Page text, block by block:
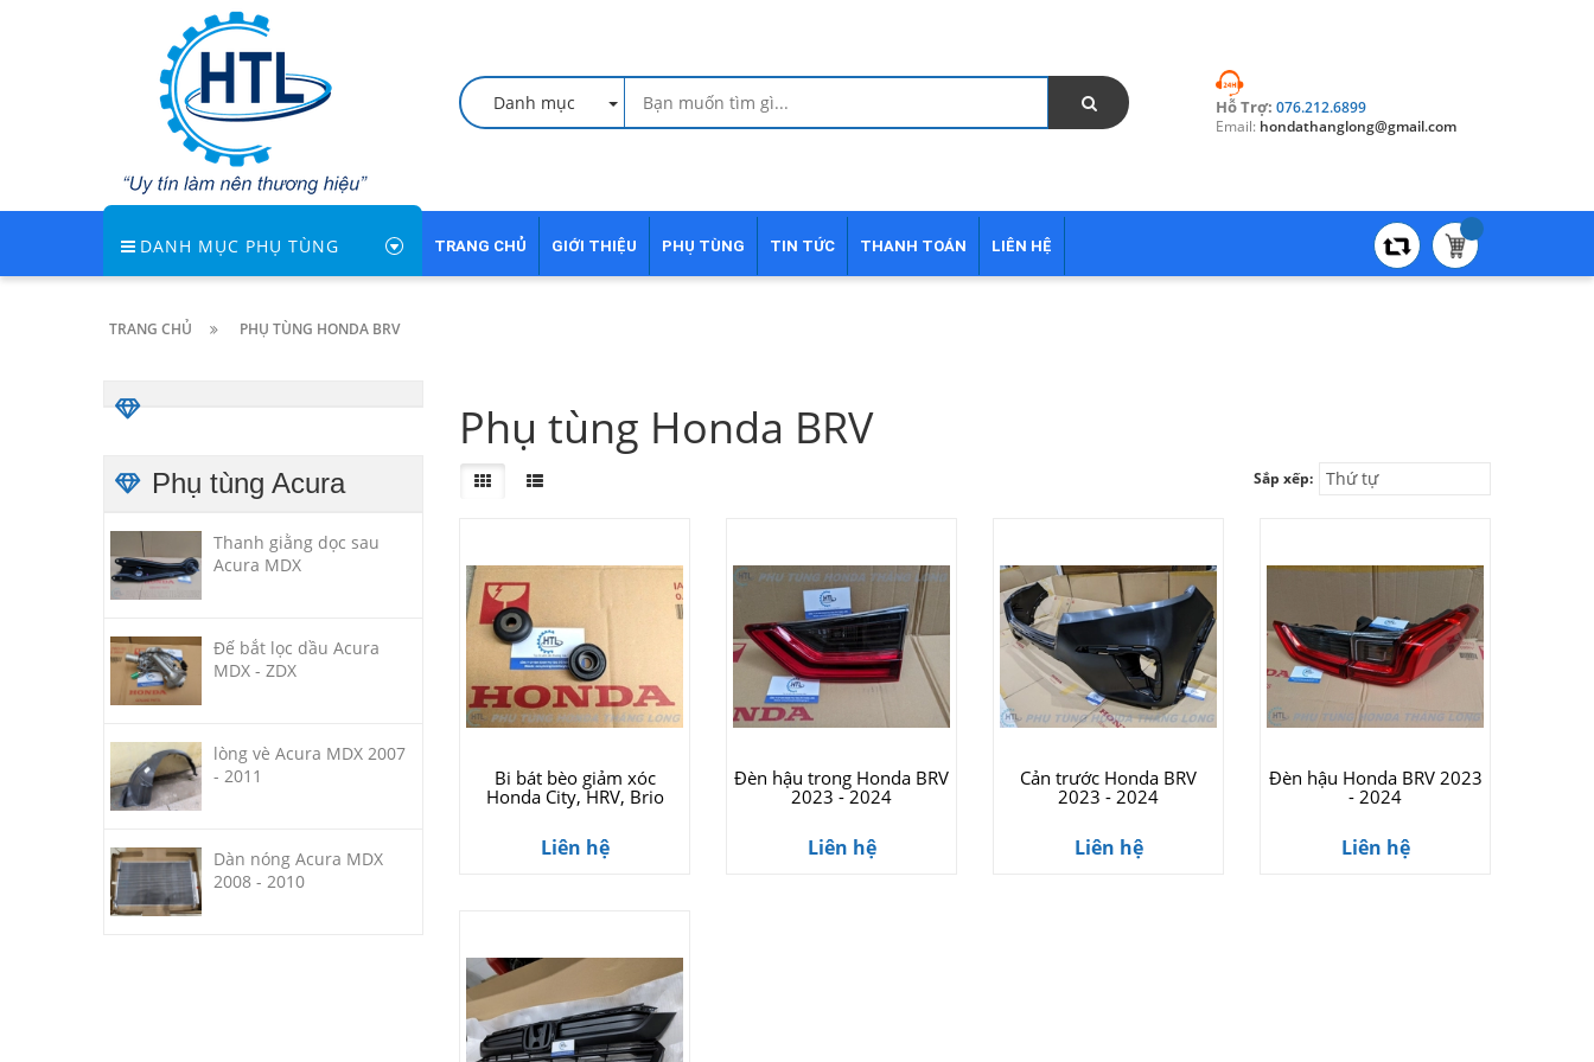
Danh mục Hỗ Trợ: 076.212.6899
Email: hondathanglong@gmail.com
DANH MỤC PHỤ TÙNG TRANG CHỦ GIỚI THIỆU PHỤ TÙNG TIN TỨC THANH TOÁN LIÊN HỆ
TRANG CHỦ PHỤ TÙNG HONDA BRV
Phụ tùng Honda BRV
Sắp xếp: Thứ tự
Bi bát bèo giảm xóc
Honda City, HRV, Brio
Liên hệ
Đèn hậu trong Honda BRV
2023 - 2024
Liên hệ
Cản trước Honda BRV
2023 - 2024
Liên hệ
Đèn hậu Honda BRV 2023
- 2024
Liên hệ
Phụ tùng Acura
Thanh giằng dọc sau
Acura MDX
Đế bắt lọc dầu Acura
MDX - ZDX
lòng vè Acura MDX 2007
- 2011
Dàn nóng Acura MDX
2008 - 2010